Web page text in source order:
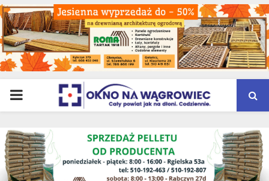
PRIMARY
MENU